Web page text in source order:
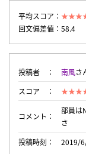
平均スコア：
回文偏差値：58.4
投稿者 南風さ
スコア
コメント
部員は
さ
投稿時刻
2019/